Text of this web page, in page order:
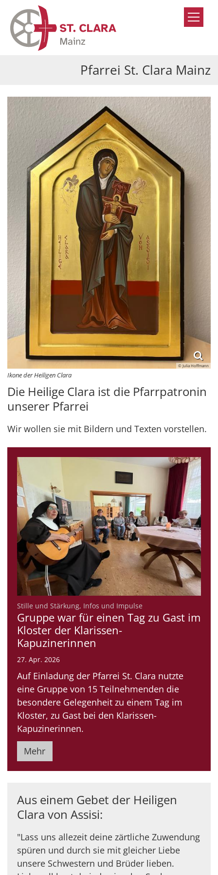
Zum Inhalt springen
Pfarrei St. Clara Mainz
© Julia Hoffmann
Ikone der Heiligen Clara
Die Heilige Clara ist die Pfarrpatronin
unserer Pfarrei
Wir wollen sie mit Bildern und Texten vorstellen.
Stille und Stärkung, Infos und Impulse
Gruppe war für einen Tag zu Gast im
Kloster der Klarissen-
Kapuzinerinnen
27. Apr. 2026
Auf Einladung der Pfarrei St. Clara nutzte
eine Gruppe von 15 Teilnehmenden die
besondere Gelegenheit zu einem Tag im
Kloster, zu Gast bei den Klarissen-
Kapuzinerinnen.
Mehr
Aus einem Gebet der Heiligen
Clara von Assisi:
"Lass uns allezeit deine zärtliche Zuwendung
spüren und durch sie mit gleicher Liebe
unsere Schwestern und Brüder lieben.